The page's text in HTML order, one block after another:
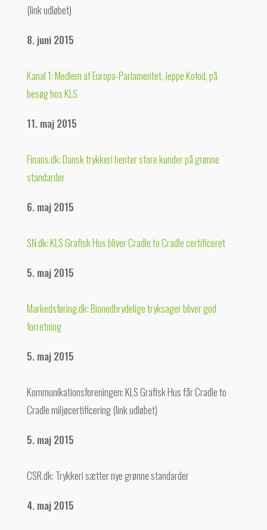
(link udløbet)
8. juni 2015
Kanal 1: Medlem af Europa-Parlamentet, Jeppe Kofod, på
besøg hos KLS
11. maj 2015
Finans.dk: Dansk trykkeri henter store kunder på grønne
standarder
6. maj 2015
SN.dk: KLS Grafisk Hus bliver Cradle to Cradle certificeret
5. maj 2015
Markedsføring.dk: Bionedbrydelige tryksager bliver god
forretning
5. maj 2015
Kommunikationsforeningen: KLS Grafisk Hus får Cradle to
Cradle miljøcertificering (link udløbet)
5. maj 2015
CSR.dk: Trykkeri sætter nye grønne standarder
4. maj 2015